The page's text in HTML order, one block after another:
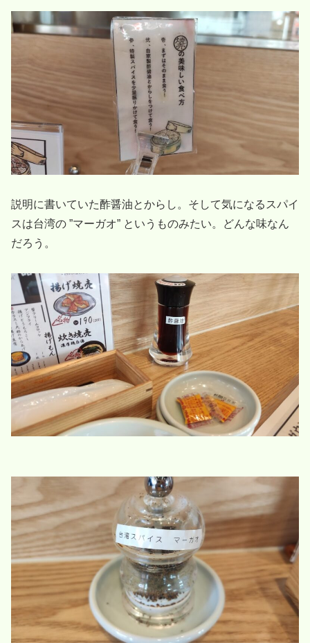
説明に書いていた酢醤油とからし。そして気になるスパイ
スは台湾の ”マーガオ” というものみたい。どんな味なん
だろう。